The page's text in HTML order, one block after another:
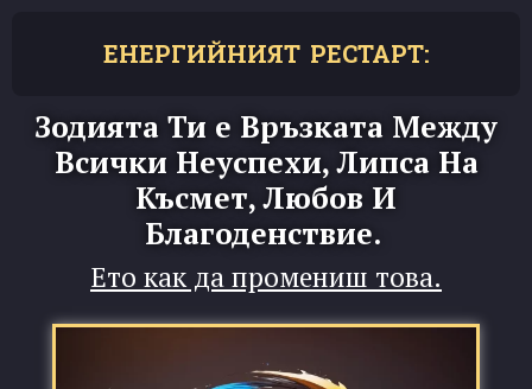
ЕНЕРГИЙНИЯТ РЕСТАРТ:
Зодията Ти е Връзката Между
Всички Неуспехи, Липса На
Късмет, Любов И
Благоденствие.
Ето как да промениш това.